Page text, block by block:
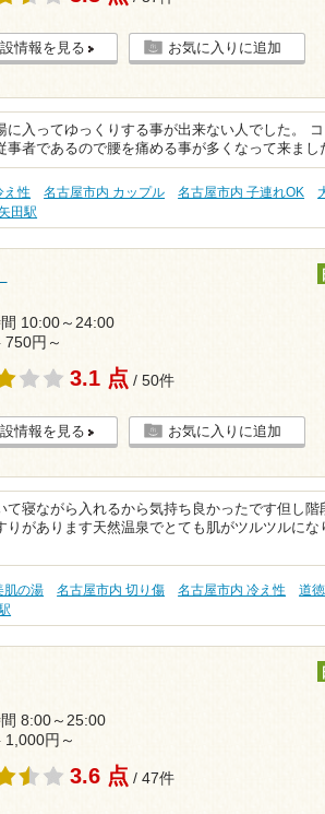
情報を見る お気に入りに追加
入ってゆっくりする事が出来ない人でした。 コ
事者であるので腰を痛める事が多くなって来ま
え性 名古屋市内 カップル 名古屋市内 子連れOK
田駅
10:00～24:00
750円～
3.1 点 / 50件
情報を見る お気に入りに追加
て寝ながら入れるから気持ち良かったです但し階
があります天然温泉でとても肌がツルツルにな
肌の湯 名古屋市内 切り傷 名古屋市内 冷え性
道
8:00～25:00
1,000円～
3.6 点 / 47件